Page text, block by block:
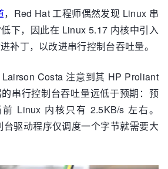
，Red Hat 工程师偶然发现 Linux 串
下，因此在 Linux 5.17 内核中引入
补丁，以改进串行控制台吞吐量。
Costa 注意到其 HP Proliant
串行控制台吞吐量远低于预期：预
Linux 内核只有 2.5KB/s 左右。
驱动程序仅调度一个字节就需要大